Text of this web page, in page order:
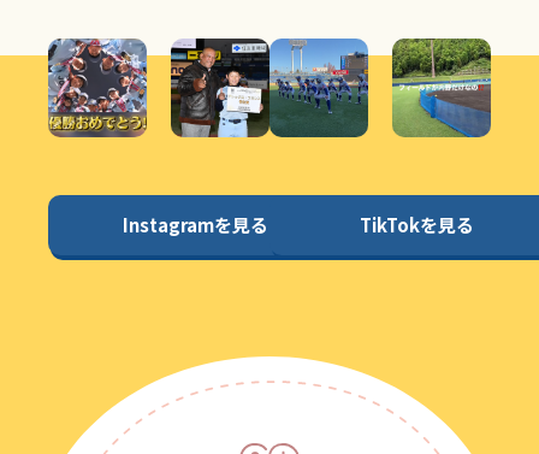
Instagramを見る TikTokを見る